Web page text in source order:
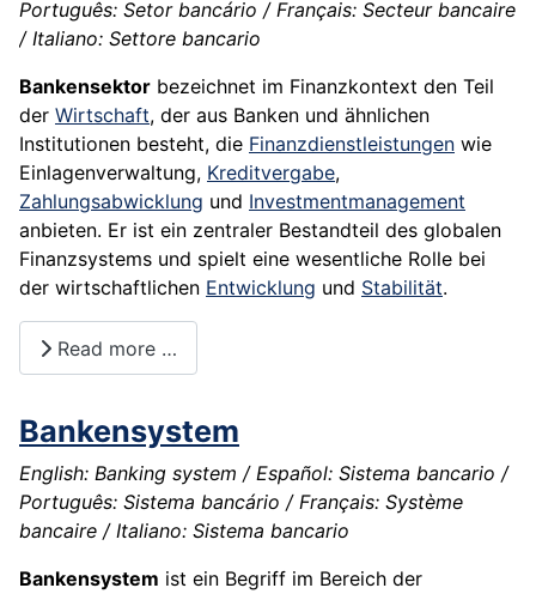
Português: Setor bancário / Français: Secteur bancaire
/ Italiano: Settore bancario
Bankensektor bezeichnet im Finanzkontext den Teil
der Wirtschaft, der aus Banken und ähnlichen
Institutionen besteht, die Finanzdienstleistungen wie
Einlagenverwaltung, Kreditvergabe,
Zahlungsabwicklung und Investmentmanagement
anbieten. Er ist ein zentraler Bestandteil des globalen
Finanzsystems und spielt eine wesentliche Rolle bei
der wirtschaftlichen Entwicklung und Stabilität.
Read more …
Bankensystem
English: Banking system / Español: Sistema bancario /
Português: Sistema bancário / Français: Système
bancaire / Italiano: Sistema bancario
Bankensystem ist ein Begriff im Bereich der